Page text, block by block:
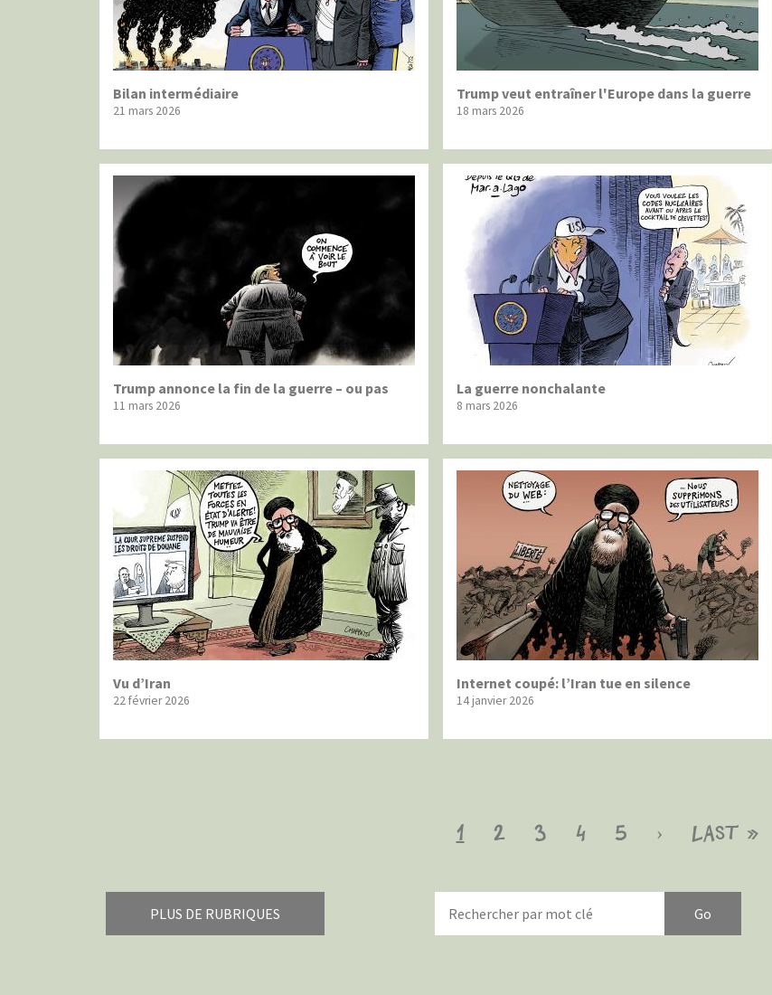
Bilan intermédiaire
21 mars 2026
Trump veut entraîner l'Europe dans la guerre
18 mars 2026
Trump annonce la fin de la guerre – ou pas
11 mars 2026
La guerre nonchalante
8 mars 2026
Vu d’Iran
22 février 2026
Internet coupé: l’Iran tue en silence
14 janvier 2026
Page
1 Page
2 Page
3 Page
4 Page
5
Page
›
Dernière
Last »
PLUS DE RUBRIQUES